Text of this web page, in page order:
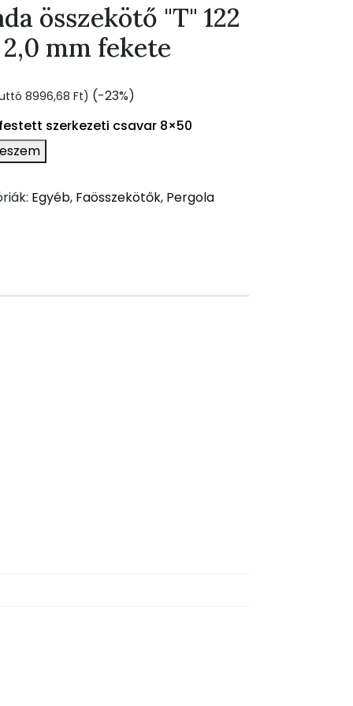
összekötő "T" 122
mm fekete
Ft.
8996,68 Ft) (-23%)
szerkezeti csavar 8×50
Egyéb, Faösszekötők, Pergola